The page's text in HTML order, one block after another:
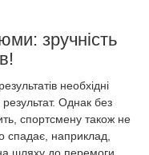
зручність
необхідні
результат. Однак без
спортсмену також не
спадає, наприклад,